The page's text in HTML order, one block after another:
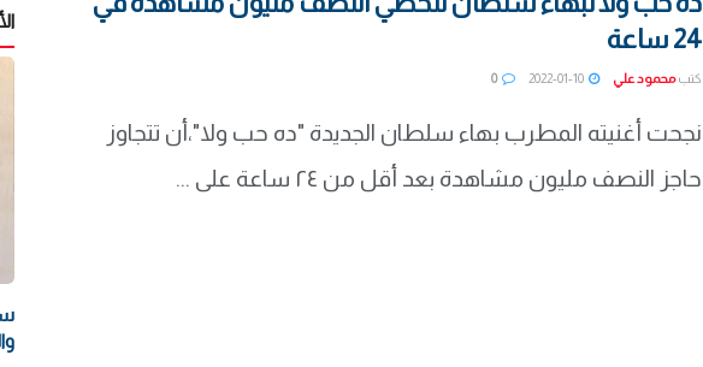
24 ساعة
كتب محمود علي 2022-01-10
0
نجحت أغنيته المطرب بهاء سلطان الجديدة "ده حب ولا"،أن تتجاوز
حاجز النصف مليون مشاهدة بعد أقل من ٢٤ ساعة على ...